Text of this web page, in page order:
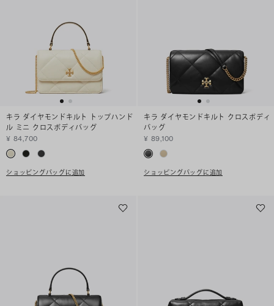
キラ ダイヤモンドキルト トップハンド
ル ミニ クロスボディバッグ
¥ 84,700
ショッピングバッグに追加
キラ ダイヤモンドキルト クロスボディ
バッグ
¥ 89,100
ショッピングバッグに追加